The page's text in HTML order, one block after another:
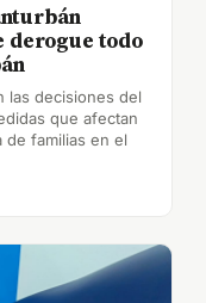
derogue todo
las decisiones del
que afectan
de familias en el